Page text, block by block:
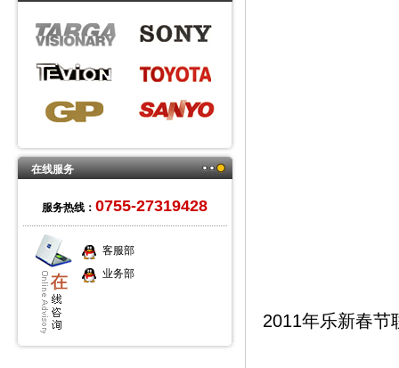
在线服务
服务热线： 0755-27319428
客服部
业务部
2011年乐新春节